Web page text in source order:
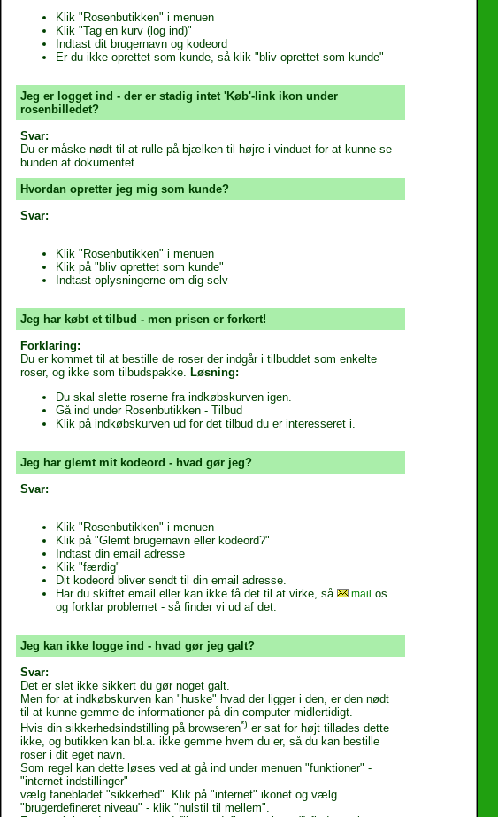
Klik "Rosenbutikken" i menuen
Klik "Tag en kurv (log ind)"
Indtast dit brugernavn og kodeord
Er du ikke oprettet som kunde, så klik "bliv oprettet som kunde"
Jeg er logget ind - der er stadig intet 'Køb'-link ikon under
rosenbilledet?
Svar:
Du er måske nødt til at rulle på bjælken til højre i vinduet for at kunne se
bunden af dokumentet.
Hvordan opretter jeg mig som kunde?
Svar:
Klik "Rosenbutikken" i menuen
Klik på "bliv oprettet som kunde"
Indtast oplysningerne om dig selv
Jeg har købt et tilbud - men prisen er forkert!
Forklaring:
Du er kommet til at bestille de roser der indgår i tilbuddet som enkelte
roser, og ikke som tilbudspakke. Løsning:
Du skal slette roserne fra indkøbskurven igen.
Gå ind under Rosenbutikken - Tilbud
Klik på indkøbskurven ud for det tilbud du er interesseret i.
Jeg har glemt mit kodeord - hvad gør jeg?
Svar:
Klik "Rosenbutikken" i menuen
Klik på "Glemt brugernavn eller kodeord?"
Indtast din email adresse
Klik "færdig"
Dit kodeord bliver sendt til din email adresse.
Har du skiftet email eller kan ikke få det til at virke, så
mail os
og forklar problemet - så finder vi ud af det.
Jeg kan ikke logge ind - hvad gør jeg galt?
Svar:
Det er slet ikke sikkert du gør noget galt.
Men for at indkøbskurven kan "huske" hvad der ligger i den, er den nødt
til at kunne gemme de informationer på din computer midlertidigt.
Hvis din sikkerhedsindstilling på browseren*) er sat for højt tillades dette
ikke, og butikken kan bl.a. ikke gemme hvem du er, så du kan bestille
roser i dit eget navn.
Som regel kan dette løses ved at gå ind under menuen "funktioner" -
"internet indstillinger"
vælg fanebladet "sikkerhed". Klik på "internet" ikonet og vælg
"brugerdefineret niveau" - klik "nulstil til mellem".